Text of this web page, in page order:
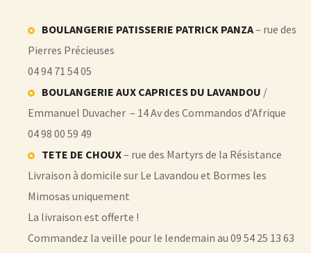
BOULANGERIE PATISSERIE PATRICK PANZA– rue des
Pierres Précieuses
04 94 71 54 05
BOULANGERIE AUX CAPRICES DU LAVANDOU /
Emmanuel Duvacher – 14 Av des Commandos d’Afrique
04 98 00 59 49
TETE DE CHOUX– rue des Martyrs de la Résistance
Livraison à domicile sur Le Lavandou et Bormes les
Mimosas uniquement
La livraison est offerte !
Commandez la veille pour le lendemain au 09 54 25 13 63